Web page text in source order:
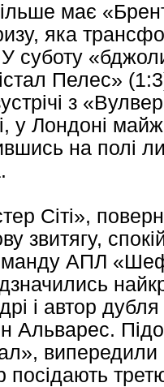
має
яка
суботу
Пелес»
з
у Лондоні
на полі
Сіті»,
звитягу,
АПЛ
і автор
Альварес.
випередили
посідають